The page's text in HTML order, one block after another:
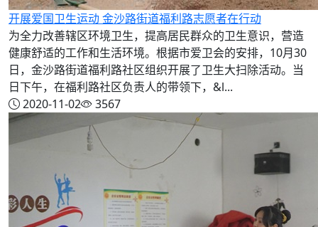
开展爱国卫生运动 金沙路街道福利路志愿者在行动
为全力改善辖区环境卫生，提高居民群众的卫生意识，营造
健康舒适的工作和生活环境。根据市爱卫会的安排，10月30
日，金沙路街道福利路社区组织开展了卫生大扫除活动。当
日下午，在福利路社区负责人的带领下，&l...
2020-11-02
3567